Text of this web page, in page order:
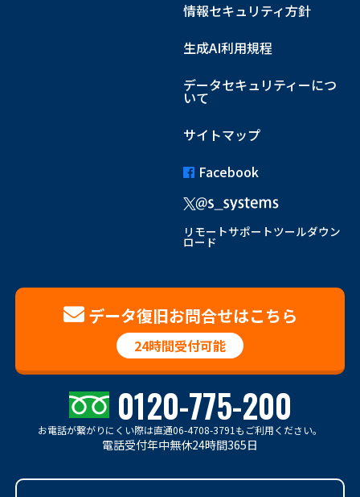
情報セキュリティ方針
生成AI利用規程
データセキュリティーにつ
いて
サイトマップ
Facebook
リモートサポートツールダウン
ロード
データ復旧お問合せはこちら
24時間受付可能
0120-775-200
お電話が繋がりにくい際は直通06-4708-3791もご利用ください。
電話受付年中無休24時間365日